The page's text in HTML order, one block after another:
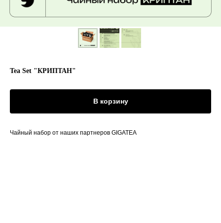
Tea Set "КРИПТАН"
В корзину
Чайный набор от наших партнеров GIGATEA